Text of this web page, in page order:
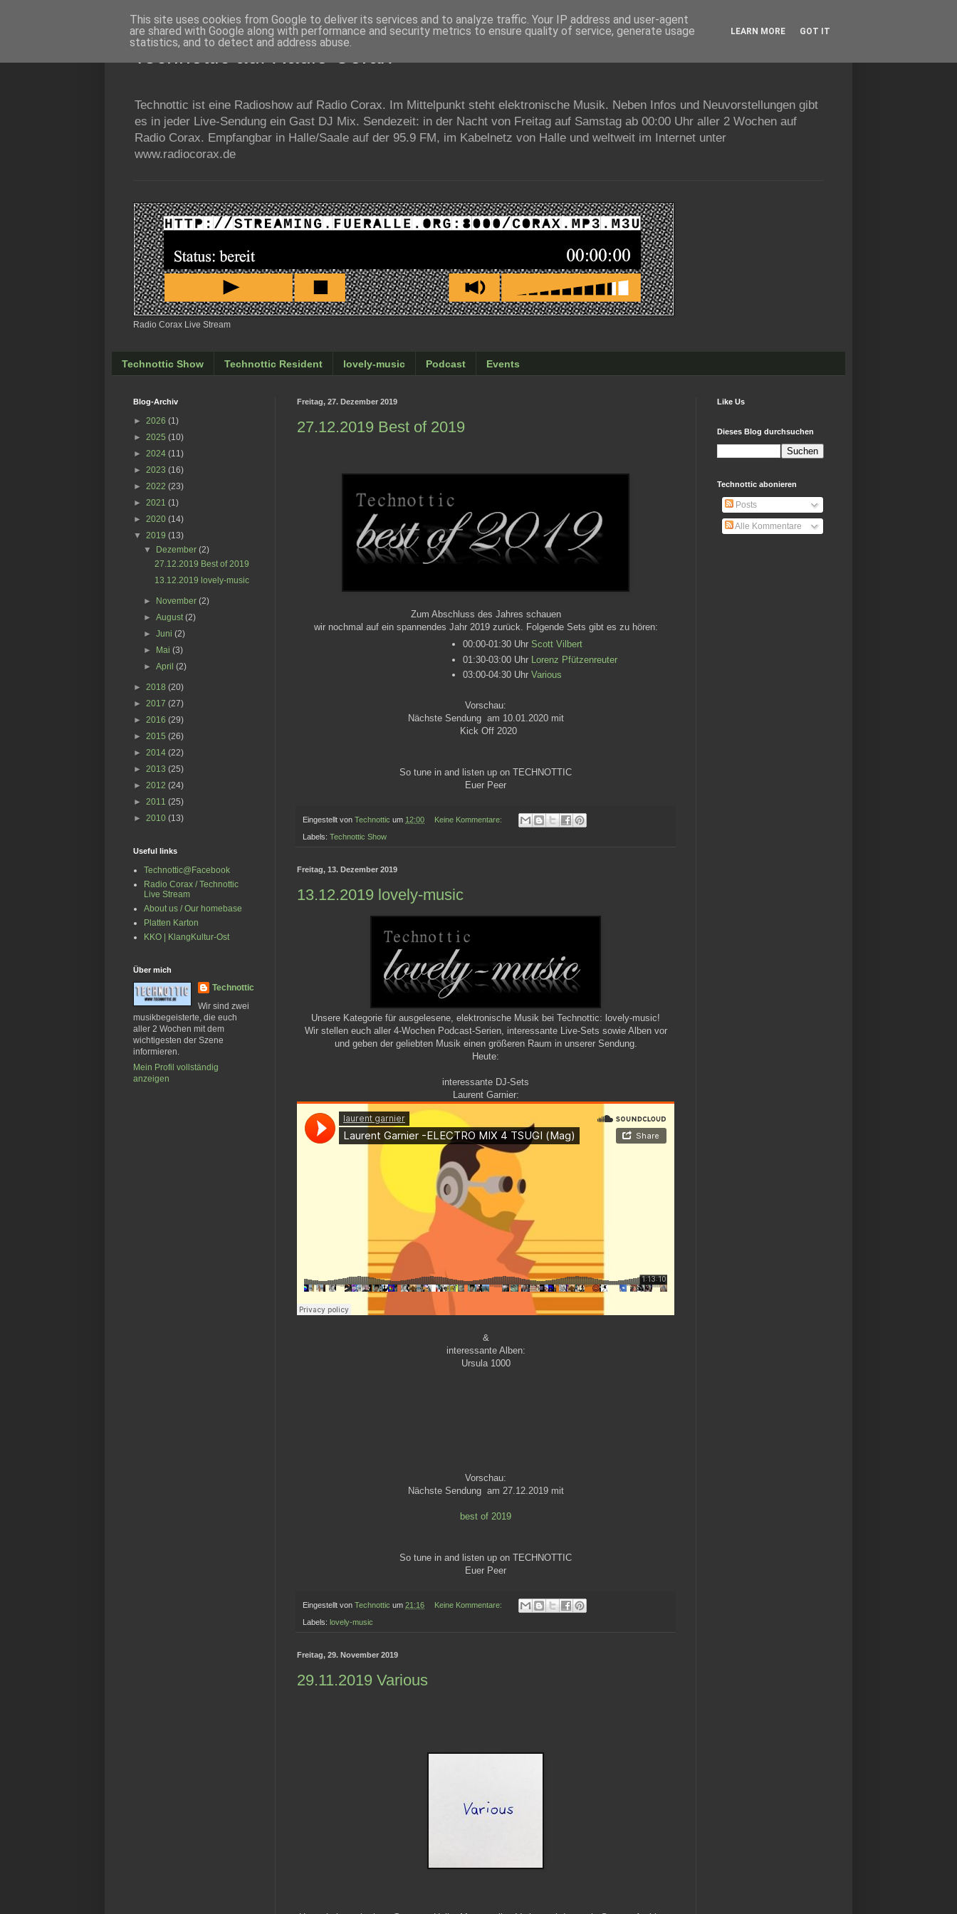
Technottic auf Radio Corax
Technottic ist eine Radioshow auf Radio Corax. Im Mittelpunkt steht elektronische Musik. Neben Infos und Neuvorstellungen gibt
es in jeder Live-Sendung ein Gast DJ Mix. Sendezeit: in der Nacht von Freitag auf Samstag ab 00:00 Uhr aller 2 Wochen auf
Radio Corax. Empfangbar in Halle/Saale auf der 95.9 FM, im Kabelnetz von Halle und weltweit im Internet unter
www.radiocorax.de
Radio Corax Live Stream
Technottic Show Technottic Resident lovely-music Podcast Events
Freitag, 27. Dezember 2019
27.12.2019 Best of 2019
Zum Abschluss des Jahres schauen
wir nochmal auf ein spannendes Jahr 2019 zurück. Folgende Sets gibt es zu hören:
00:00-01:30 Uhr Scott Vilbert
01:30-03:00 Uhr
Lorenz Pfützenreuter
03:00-04:30 Uhr Various
Vorschau:
Nächste Sendung am 10.01.2020 mit
Kick Off 2020
So tune in and listen up on TECHNOTTIC
Euer Peer
Eingestellt von Technottic um 12:00 Keine Kommentare:
Labels: Technottic Show
Freitag, 13. Dezember 2019
13.12.2019 lovely-music
Unsere Kategorie für ausgelesene, elektronische Musik bei Technottic: lovely-music!
Wir stellen euch aller 4-Wochen Podcast-Serien, interessante Live-Sets sowie Alben vor
und geben der geliebten Musik einen größeren Raum in unserer Sendung.
Heute:
interessante DJ-Sets
Laurent Garnier:
&
interessante Alben:
Ursula 1000
Vorschau:
Nächste Sendung am 27.12.2019 mit
best of 2019
So tune in and listen up on TECHNOTTIC
Euer Peer
Eingestellt von Technottic um 21:16 Keine Kommentare:
Labels: lovely-music
Freitag, 29. November 2019
29.11.2019 Various
Blog-Archiv
► 2026 (1)
► 2025 (10)
► 2024 (11)
► 2023 (16)
► 2022 (23)
► 2021 (1)
► 2020 (14)
▼ 2019 (13)
▼
Dezember(2)
27.12.2019 Best of 2019
13.12.2019 lovely-music
► November(2)
►August(2)
►Juni(2)
►
Mai(3)
►April(2)
► 2018 (20)
► 2017 (27)
► 2016 (29)
► 2015 (26)
► 2014 (22)
► 2013 (25)
► 2012 (24)
► 2011 (25)
► 2010 (13)
Useful links
Technottic@Facebook
Radio Corax / Technottic
Live Stream
About us / Our homebase
Platten Karton
KKO | KlangKultur-Ost
Über mich
Technottic
Wir sind zwei
musikbegeisterte, die euch
aller 2 Wochen mit dem
wichtigesten der Szene
informieren.
Mein Profil vollständig
anzeigen
Like Us
Dieses Blog durchsuchen
Technottic abonieren
Posts
Alle Kommentare
This site uses cookies from Google to deliver its services and to analyze traffic. Your IP address and user-agent
are shared with Google along with performance and security metrics to ensure quality of service, generate usage
statistics, and to detect and address abuse.
LEARN MORE GOT IT